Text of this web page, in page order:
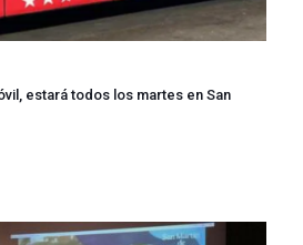
estará todos los martes en San